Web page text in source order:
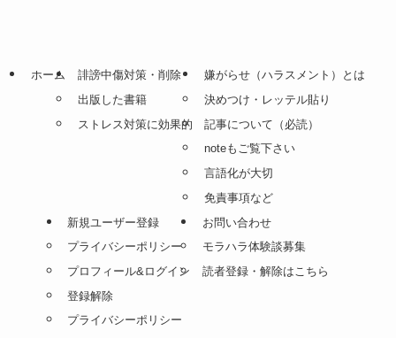
ホーム
誹謗中傷対策・削除
出版した書籍
ストレス対策に効果的
嫌がらせ（ハラスメント）とは
決めつけ・レッテル貼り
記事について（必読）
noteもご覧下さい
言語化が大切
免責事項など
新規ユーザー登録
プライバシーポリシー
プロフィール&ログイン
登録解除
プライバシーポリシー
お問い合わせ
モラハラ体験談募集
読者登録・解除はこちら